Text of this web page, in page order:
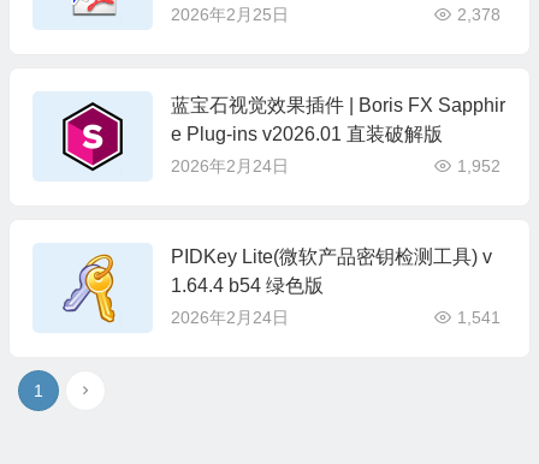
版
2026年2月25日 2,378
蓝宝石视觉效果插件 | Boris FX Sapphir
e Plug-ins v2026.01 直装破解版
2026年2月24日 1,952
PIDKey Lite(微软产品密钥检测工具) v
1.64.4 b54 绿色版
2026年2月24日 1,541
1